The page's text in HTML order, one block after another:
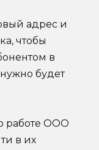
адрес и
чтобы
в
будет
работе ООО
в их